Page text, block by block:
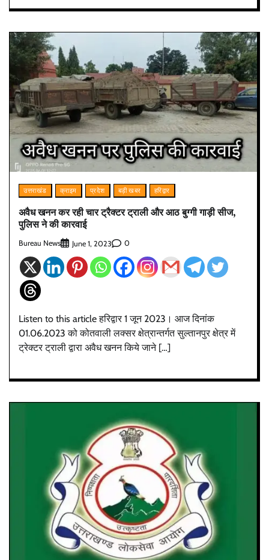
उत्तराखंड क्राइम प्रदेश बड़ी खबर हरिद्वार
अवैध खनन कर रही चार ट्रैक्टर ट्राली और आठ बुग्गी गाड़ी सीज,
पुलिस ने की कारवाई
Bureau News June 1, 2023 0
Listen to this article हरिद्वार 1 जून 2023। आज दिनांक
01.06.2023 को कोतवाली लक्सर क्षेत्रान्तर्गत सुल्तानपुर क्षेत्र में
ट्रेक्टर ट्राली द्वारा अवैध खनन किये जाने […]